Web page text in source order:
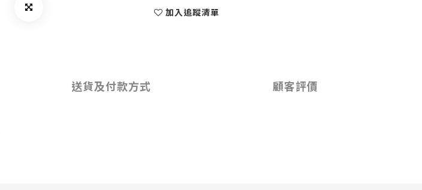
加入追蹤清單
送貨及付款方式 顧客評價